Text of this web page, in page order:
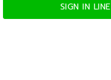
SIGN IN LINE